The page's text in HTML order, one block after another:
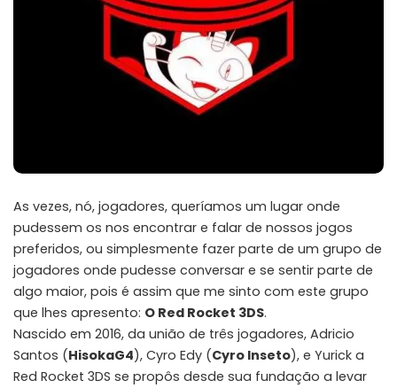
As vezes, nó, jogadores, queríamos um lugar onde
pudessem os nos encontrar e falar de nossos jogos
preferidos, ou simplesmente fazer parte de um grupo de
jogadores onde pudesse conversar e se sentir parte de
algo maior, pois é assim que me sinto com este grupo
que lhes apresento: O Red Rocket 3DS.
Nascido em 2016, da união de três jogadores, Adricio
Santos (HisokaG4), Cyro Edy (Cyro Inseto), e Yurick a
Red Rocket 3DS se propôs desde sua fundação a levar